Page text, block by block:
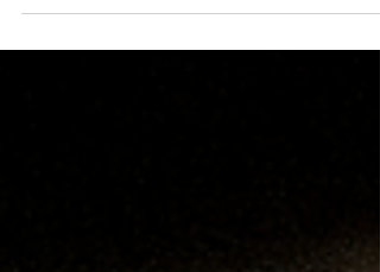
tome uma ação clicando no banner para